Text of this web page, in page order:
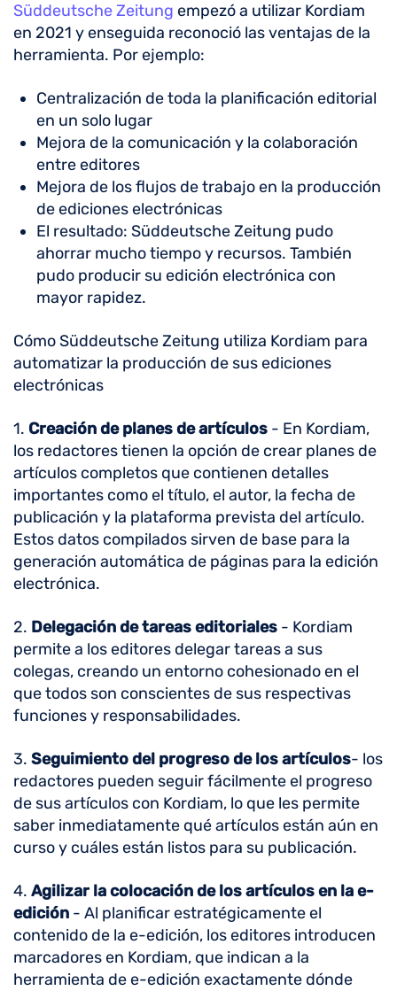
Süddeutsche Zeitung empezó a utilizar Kordiam
en 2021 y enseguida reconoció las ventajas de la
herramienta. Por ejemplo:
Centralización de toda la planificación editorial
en un solo lugar
Mejora de la comunicación y la colaboración
entre editores
Mejora de los flujos de trabajo en la producción
de ediciones electrónicas
El resultado: Süddeutsche Zeitung pudo
ahorrar mucho tiempo y recursos. También
pudo producir su edición electrónica con
mayor rapidez.
Cómo Süddeutsche Zeitung utiliza Kordiam para
automatizar la producción de sus ediciones
electrónicas
1. Creación de planes de artículos - En Kordiam,
los redactores tienen la opción de crear planes de
artículos completos que contienen detalles
importantes como el título, el autor, la fecha de
publicación y la plataforma prevista del artículo.
Estos datos compilados sirven de base para la
generación automática de páginas para la edición
electrónica.
2. Delegación de tareas editoriales - Kordiam
permite a los editores delegar tareas a sus
colegas, creando un entorno cohesionado en el
que todos son conscientes de sus respectivas
funciones y responsabilidades.
3. Seguimiento del progreso de los artículos- los
redactores pueden seguir fácilmente el progreso
de sus artículos con Kordiam, lo que les permite
saber inmediatamente qué artículos están aún en
curso y cuáles están listos para su publicación.
4. Agilizar la colocación de los artículos en la e-
edición - Al planificar estratégicamente el
contenido de la e-edición, los editores introducen
marcadores en Kordiam, que indican a la
herramienta de e-edición exactamente dónde